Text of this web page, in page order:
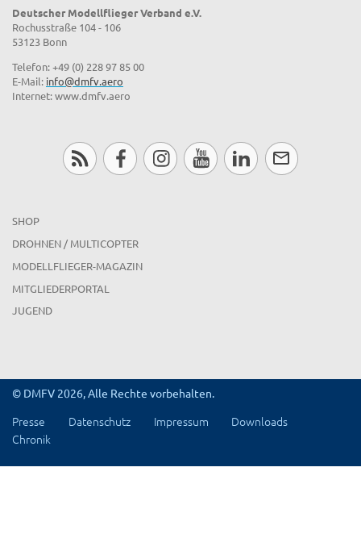
Deutscher Modellflieger Verband e.V.
Rochusstraße 104 - 106
53123 Bonn
Telefon: +49 (0) 228 97 85 00
E-Mail: info@dmfv.aero
Internet: www.dmfv.aero
SHOP
DROHNEN / MULTICOPTER
MODELLFLIEGER-MAGAZIN
MITGLIEDERPORTAL
JUGEND
© DMFV 2026, Alle Rechte vorbehalten.
Presse Datenschutz Impressum
Downloads
Chronik